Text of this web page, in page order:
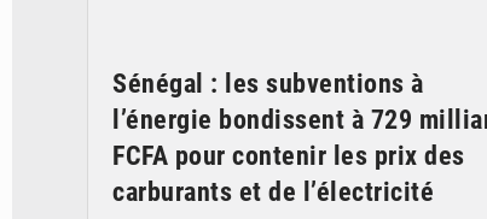
Sénégal : les subventions à
l’énergie bondissent à 729
FCFA pour contenir les prix des
carburants et de l’électricité